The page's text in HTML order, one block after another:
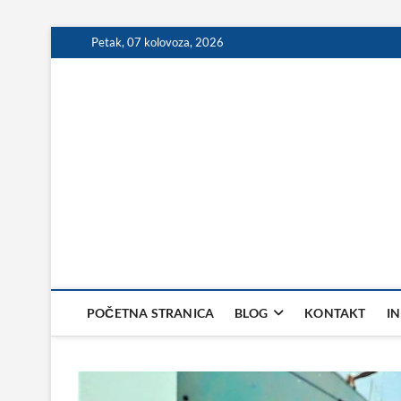
to
Petak, 07 kolovoza, 2026
POČETNA STRANICA BLOG KONTAKT